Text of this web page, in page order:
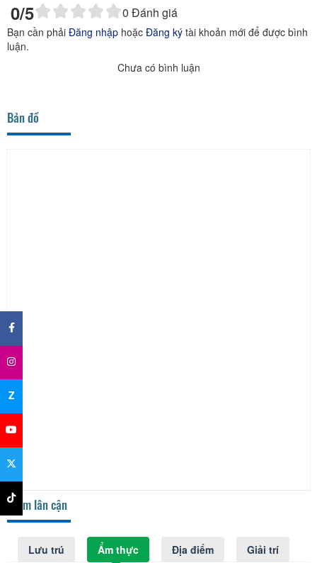
0/5 0 Đánh giá
Bạn cần phải Đăng nhập hoặc Đăng ký tài khoản mới để được bình
luận.
Chưa có bình luận
Bản đồ
Điểm lân cận
Lưu trú Ẩm thực Địa điểm Giải trí
×
Z